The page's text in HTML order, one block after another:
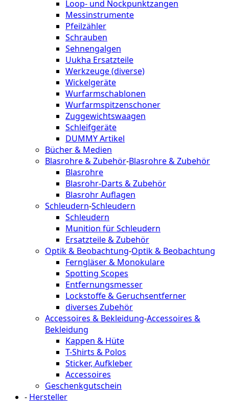
Loop- und Nockpunktzangen
Messinstrumente
Pfeilzähler
Schrauben
Sehnengalgen
Uukha Ersatzteile
Werkzeuge (diverse)
Wickelgeräte
Wurfarmschablonen
Wurfarmspitzenschoner
Zuggewichtswaagen
Schleifgeräte
DUMMY Artikel
Bücher & Medien
Blasrohre & Zubehör-Blasrohre & Zubehör
Blasrohre
Blasrohr-Darts & Zubehör
Blasrohr Auflagen
Schleudern-Schleudern
Schleudern
Munition für Schleudern
Ersatzteile & Zubehör
Optik & Beobachtung-Optik & Beobachtung
Ferngläser & Monokulare
Spotting Scopes
Entfernungsmesser
Lockstoffe & Geruchsentferner
diverses Zubehör
Accessoires & Bekleidung-Accessoires &
Bekleidung
Kappen & Hüte
T-Shirts & Polos
Sticker, Aufkleber
Accessoires
Geschenkgutschein
- Hersteller